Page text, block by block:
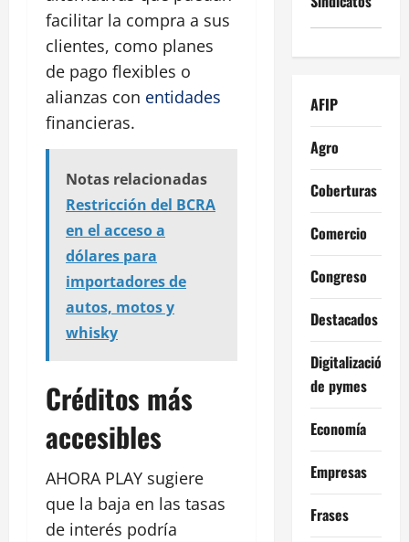
facilitar la compra a sus
clientes, como planes
de pago flexibles o
alianzas con entidades
financieras.
Notas relacionadas
Restricción del BCRA
en el acceso a
dólares para
importadores de
autos, motos y
whisky
Créditos más
accesibles
AHORA PLAY sugiere
que la baja en las tasas
de interés podría
AFIP
Agro
Coberturas
Comercio
Congreso
Destacados
Digitalización
de pymes
Economía
Empresas
Frases